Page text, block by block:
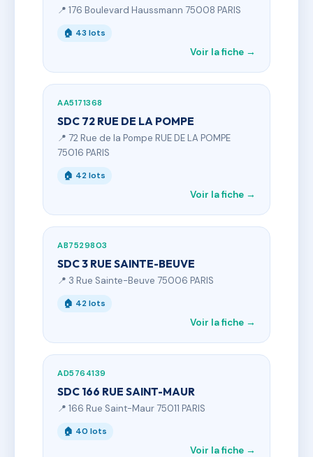
📍 176 Boulevard Haussmann 75008 PARIS
🏠 43 lots
Voir la fiche →
AA5171368
SDC 72 RUE DE LA POMPE
📍 72 Rue de la Pompe RUE DE LA POMPE
75016 PARIS
🏠 42 lots
Voir la fiche →
AB7529803
SDC 3 RUE SAINTE-BEUVE
📍 3 Rue Sainte-Beuve 75006 PARIS
🏠 42 lots
Voir la fiche →
AD5764139
SDC 166 RUE SAINT-MAUR
📍 166 Rue Saint-Maur 75011 PARIS
🏠 40 lots
Voir la fiche →